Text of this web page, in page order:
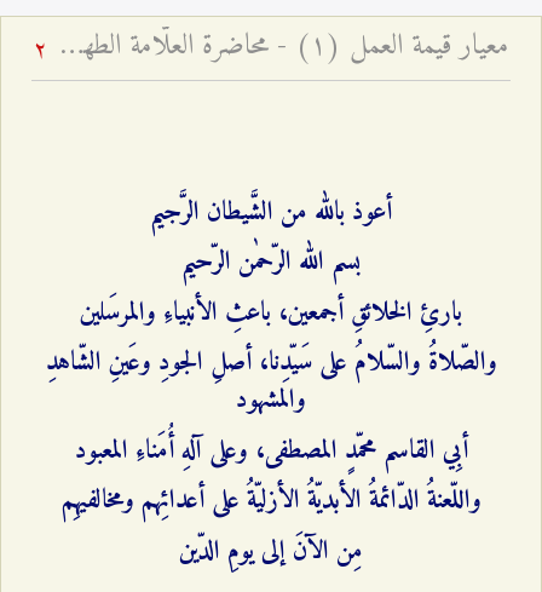
معيار قيمة العمل (۱) - محاضرة العلّامة الطهرانيّ في الأربعين 2
أعوذ بالله من الشَّيطان الرَّجيم
بسم الله الرّحمٰن الرّحيم
بارئِ الخلائقِ أجمعين، باعثِ الأنبياءِ والمرسَلين
والصّلاةُ والسّلامُ على سَيّدِنا، أصلِ الجودِ وعَينِ الشّاهدِ
والمشهود
أبِي ‌القاسم محمّدٍ المصطفى، وعلى آلهِ أُمَناءِ المعبود
واللّعنةُ الدّائمةُ الأبديّةُ الأزليّةُ على أعدائِهم ومخالفيهِم
مِن الآنَ إلى يومِ الدّين